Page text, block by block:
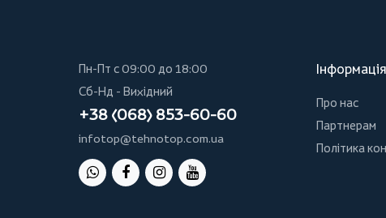
Пн-Пт с 09:00 до 18:00
Сб-Нд - Вихідний
+38 (068) 853-60-60
infotop@tehnotop.com.ua
Інформація
Про нас
Партнерам
Політика